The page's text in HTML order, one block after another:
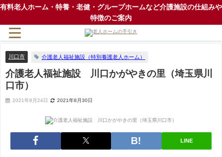
有料老人ホーム・特養・老健・グループホームなど介護施設の仕組みや
特徴のご案内
川口市 介護老人福祉施設（特別養護老人ホーム）
介護老人福祉施設 川口かがやきの里（埼玉県川
口市）
2021年8月24日 2021年8月30日
LINE